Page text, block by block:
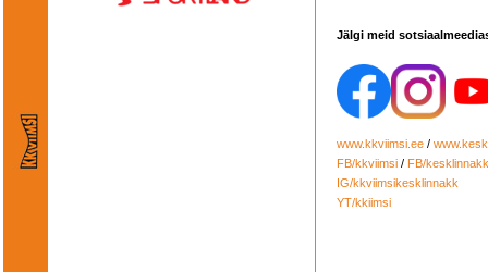
Jälgi meid
www.kkviimsi.ee /
FB/kkviimsi / FB/kesklinnakk
IG/kkviimsikesklinnakk
YT/kkiimsi